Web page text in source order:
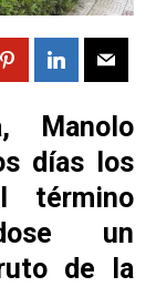
Manolo
días los
término
un
de la